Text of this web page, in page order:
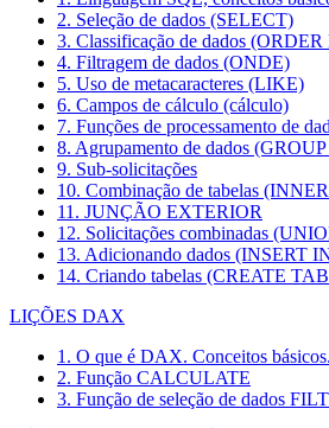
2. Seleção de dados (SELECT)
3. Classificação de dados
4. Filtragem de dados (ONDE)
5. Uso de metacaracteres (LIKE)
6. Campos de cálculo (cálculo)
7. Funções de processamento de
8. Agrupamento de dados
9. Sub-solicitações
10. Combinação de tabelas
11. JUNÇÃO EXTERIOR
12. Solicitações combinadas
13. Adicionando dados (INSERT
14. Criando tabelas (CREATE
LIÇÕES DAX
1. O que é DAX. Conceitos básicos.
2. Função CALCULATE
3. Função de seleção de dados